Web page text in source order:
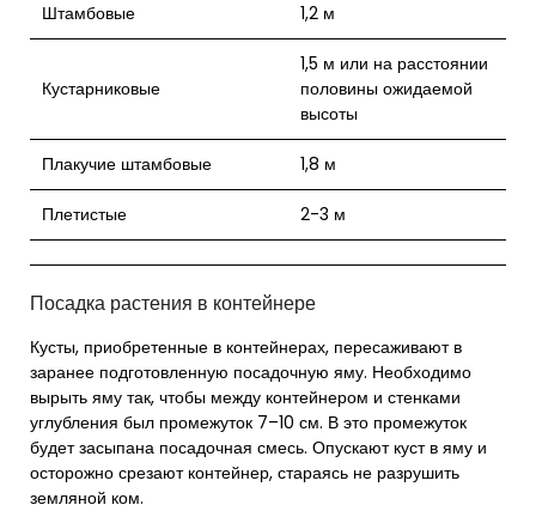
Штамбовые 1,2 м
Кустарниковые
1,5 м или на расстоянии
половины ожидаемой
высоты
Плакучие штамбовые 1,8 м
Плетистые 2-3 м
Посадка растения в контейнере
Кусты, приобретенные в контейнерах, пересаживают в
заранее подготовленную посадочную яму. Необходимо
вырыть яму так, чтобы между контейнером и стенками
углубления был промежуток 7–10 см. В это промежуток
будет засыпана посадочная смесь. Опускают куст в яму и
осторожно срезают контейнер, стараясь не разрушить
земляной ком.